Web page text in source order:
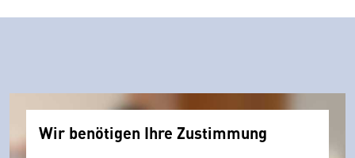
Wir benötigen Ihre Zustimmung